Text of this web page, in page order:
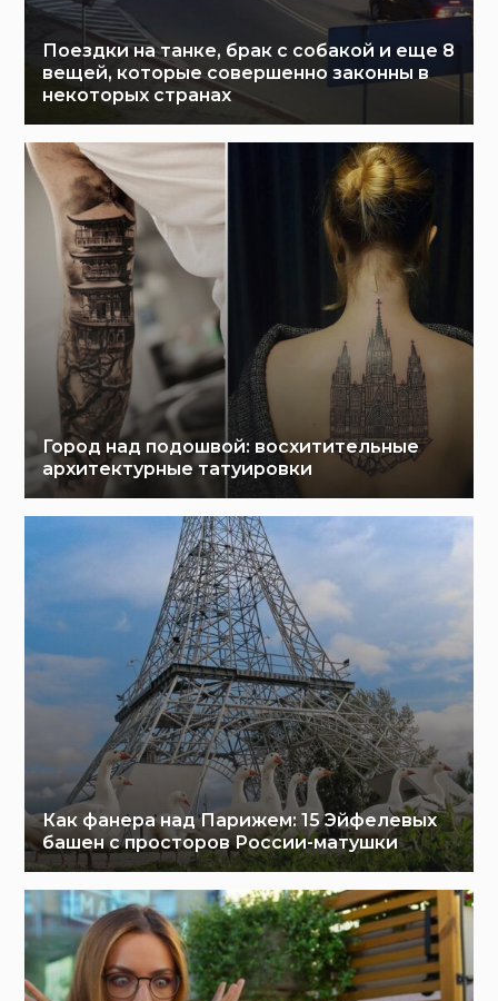
Поездки на танке, брак с собакой и еще 8
вещей, которые совершенно законны в
некоторых странах
Город над подошвой: восхитительные
архитектурные татуировки
Как фанера над Парижем: 15 Эйфелевых
башен с просторов России-матушки